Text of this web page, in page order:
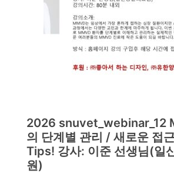
2026 snuvet_webinar_12
의 단계별 관리 / 새로운 접
Tips! 강사: 이준 선생님(일
원)